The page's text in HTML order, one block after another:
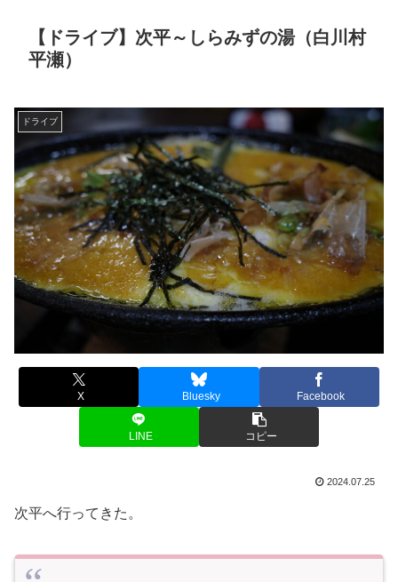
【ドライブ】次平～しらみずの湯（白川村
平瀬）
ドライブ
X Bluesky Facebook
LINE コピー
2024.07.25
次平へ行ってきた。